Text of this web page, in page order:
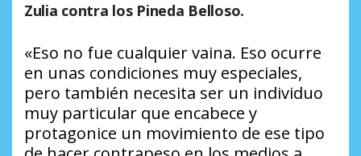
Zulia contra los Pineda Belloso.
«Eso no fue cualquier vaina. Eso ocurre
en unas condiciones muy especiales,
pero también necesita ser un individuo
muy particular que encabece y
protagonice un movimiento de ese tipo